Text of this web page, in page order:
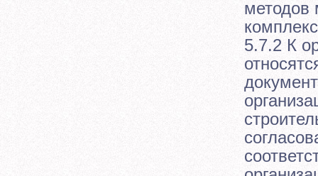
методов
5.7.2 К